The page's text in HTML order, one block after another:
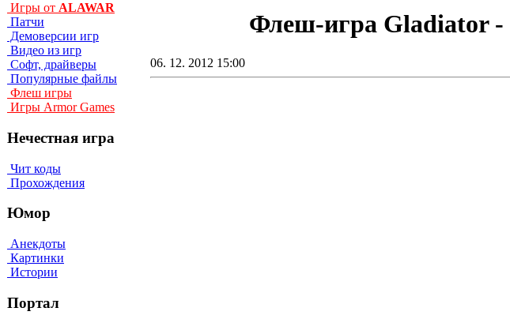
Игры от ALAWAR
Патчи
Демоверсии игр
Видео из игр
Софт, драйверы
Популярные файлы
Флеш игры
Игры Armor Games
Нечестная игра
Чит коды
Прохождения
Юмор
Анекдоты
Картинки
Истории
Портал
Флеш-игра Gladiator -
06. 12. 2012 15:00